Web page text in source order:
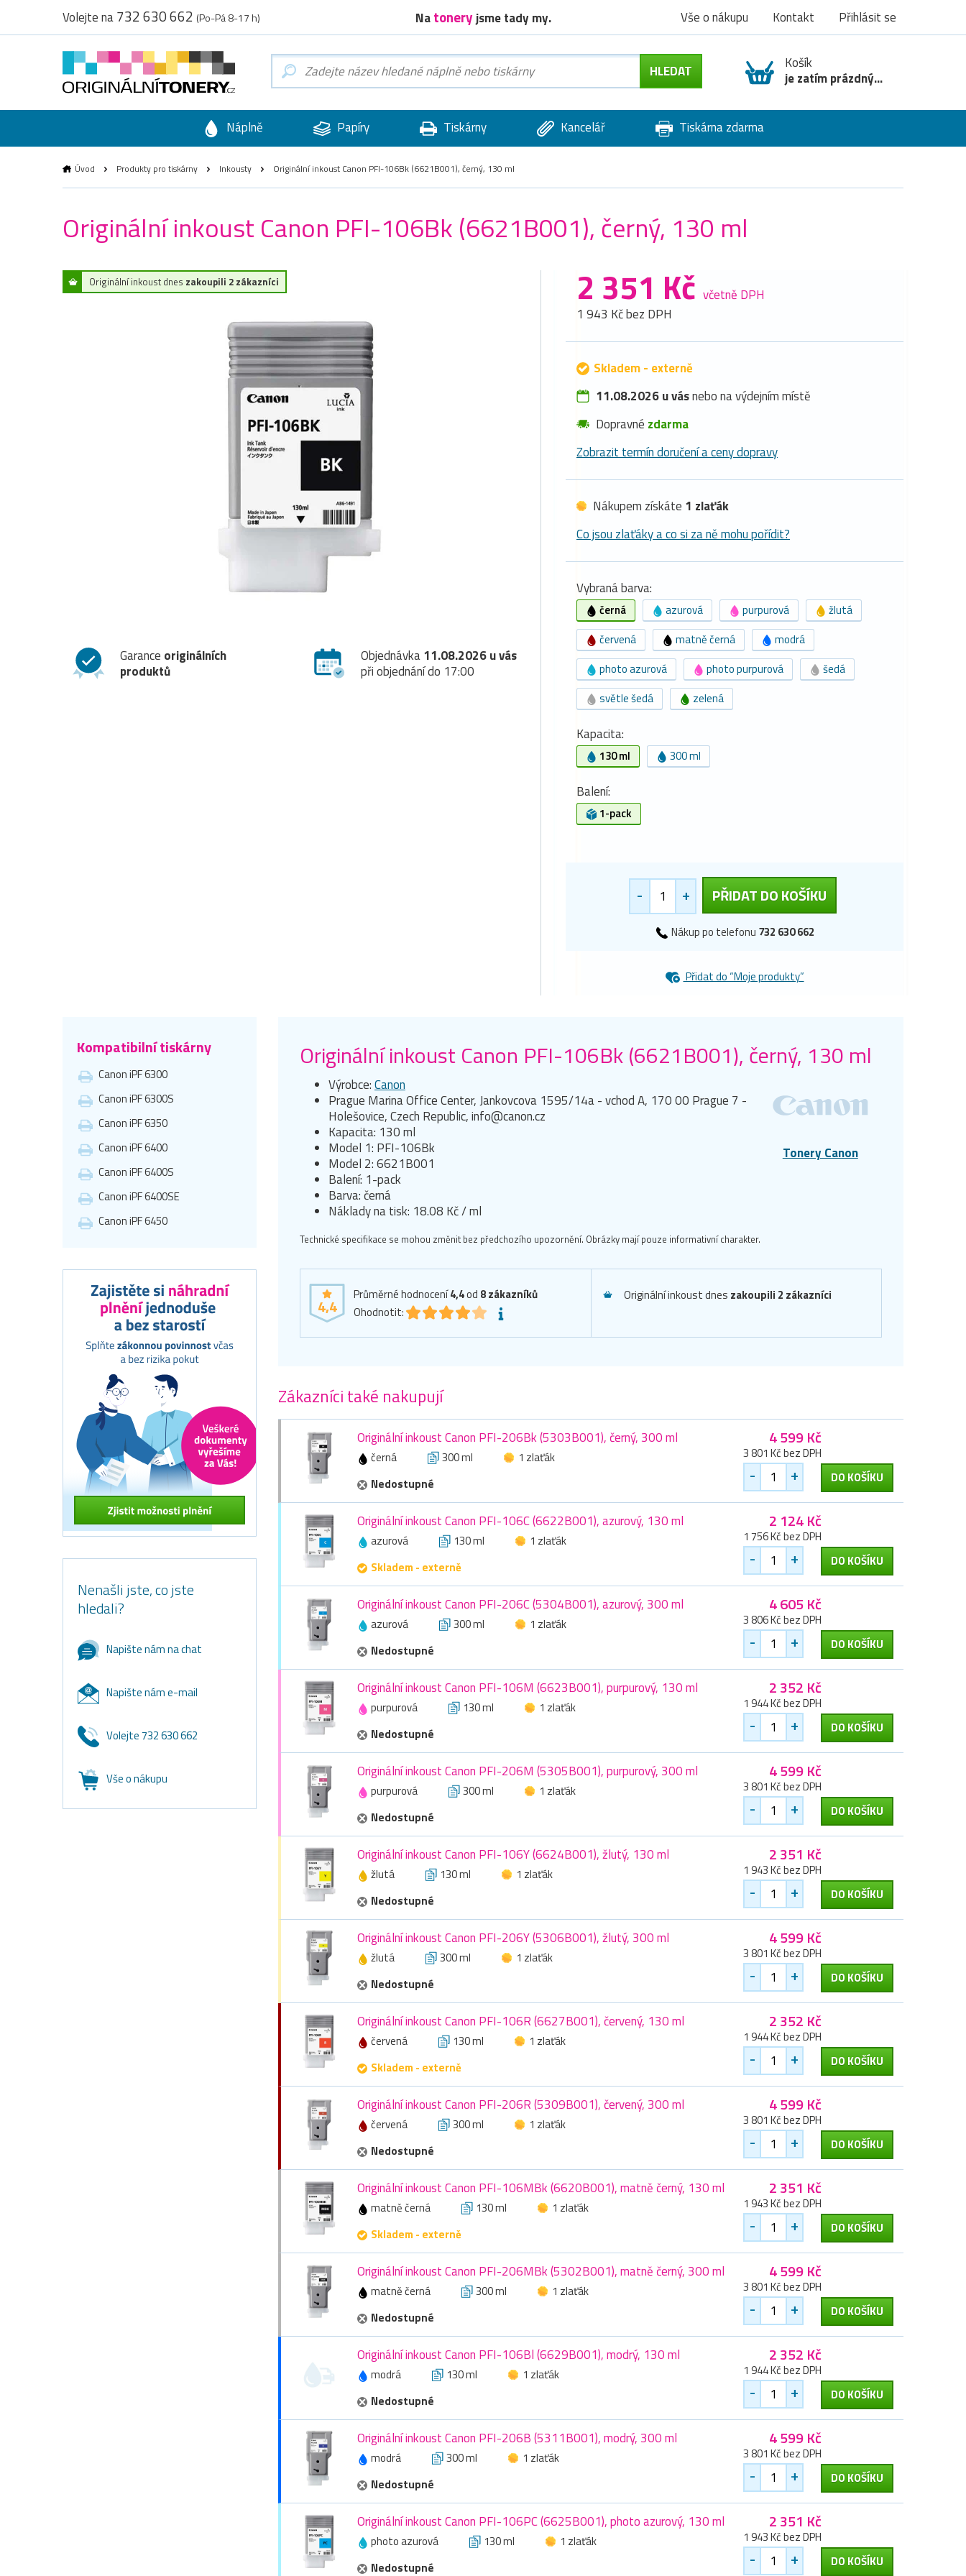
Volejte na732 630 662 (Po-Pá 8-17 h) Natoneryjsme tady my. Vše o nákupu Kontakt Přihlásit se
Košík
je zatím prázdný...
Náplně Papíry Tiskárny Kancelář Tiskárna zdarma
Úvod Produkty pro tiskárny Inkousty Originální inkoust Canon PFI-106Bk (6621B001), černý, 130 ml
Originální inkoust Canon PFI-106Bk (6621B001), černý, 130 ml
Originální inkoust dnes zakoupili 2 zákazníci
Garance originálních
produktů
Objednávka11.08.2026 u vás
při objednání do 17:00
2 351 Kč včetně DPH
1 943 Kč bez DPH
Skladem - externě
11.08.2026 u vásnebo na výdejním místě
Dopravné zdarma
Zobrazit termín doručení a ceny dopravy
Nákupem získáte 1 zlaťák
Co jsou zlaťáky a co si za ně mohu pořídit?
Vybraná barva:
černá azurová purpurová
žlutá
červená
matně černá
modrá
photo azurová
photo purpurová
šedá
světle šedá
zelená
Kapacita:
130 ml 300 ml
Balení:
1-pack
- + PŘIDAT DO KOŠÍKU
Nákup po telefonu 732 630 662
Přidat do “Moje produkty”
Kompatibilní tiskárny
Canon iPF 6300
Canon iPF 6300S
Canon iPF 6350
Canon iPF 6400
Canon iPF 6400S
Canon iPF 6400SE
Canon iPF 6450
Nenašli jste, co jste
hledali?
Napište nám na chat
Napište nám e-mail
Volejte 732 630 662
Vše o nákupu
Originální inkoust Canon PFI-106Bk (6621B001), černý, 130 ml
Tonery Canon
Výrobce:Canon
Prague Marina Office Center, Jankovcova 1595/14a - vchod A, 170 00 Prague 7 -
Holešovice, Czech Republic, info@canon.cz
Kapacita: 130 ml
Model 1: PFI-106Bk
Model 2: 6621B001
Balení: 1-pack
Barva: černá
Náklady na tisk: 18.08 Kč / ml
Technické specifikace se mohou změnit bez předchozího upozornění. Obrázky mají pouze informativní charakter.
4,4
Průměrné hodnocení4,4od 8zákazníků
Ohodnotit:
Originální inkoust dnes zakoupili 2 zákazníci
Zákazníci také nakupují
Originální inkoust Canon PFI-206Bk (5303B001), černý, 300 ml
černá 300 ml
1 zlaťák
Nedostupné
4 599 Kč
3 801 Kč bez DPH
- + DO KOŠÍKU
Originální inkoust Canon PFI-106C (6622B001), azurový, 130 ml
azurová 130 ml
1 zlaťák
Skladem - externě
2 124 Kč
1 756 Kč bez DPH
- + DO KOŠÍKU
Originální inkoust Canon PFI-206C (5304B001), azurový, 300 ml
azurová 300 ml
1 zlaťák
Nedostupné
4 605 Kč
3 806 Kč bez DPH
- + DO KOŠÍKU
Originální inkoust Canon PFI-106M (6623B001), purpurový, 130 ml
purpurová 130 ml
1 zlaťák
Nedostupné
2 352 Kč
1 944 Kč bez DPH
- + DO KOŠÍKU
Originální inkoust Canon PFI-206M (5305B001), purpurový, 300 ml
purpurová 300 ml
1 zlaťák
Nedostupné
4 599 Kč
3 801 Kč bez DPH
- + DO KOŠÍKU
Originální inkoust Canon PFI-106Y (6624B001), žlutý, 130 ml
žlutá 130 ml
1 zlaťák
Nedostupné
2 351 Kč
1 943 Kč bez DPH
- + DO KOŠÍKU
Originální inkoust Canon PFI-206Y (5306B001), žlutý, 300 ml
žlutá 300 ml
1 zlaťák
Nedostupné
4 599 Kč
3 801 Kč bez DPH
- + DO KOŠÍKU
Originální inkoust Canon PFI-106R (6627B001), červený, 130 ml
červená 130 ml
1 zlaťák
Skladem - externě
2 352 Kč
1 944 Kč bez DPH
- + DO KOŠÍKU
Originální inkoust Canon PFI-206R (5309B001), červený, 300 ml
červená 300 ml
1 zlaťák
Nedostupné
4 599 Kč
3 801 Kč bez DPH
- + DO KOŠÍKU
Originální inkoust Canon PFI-106MBk (6620B001), matně černý, 130 ml
matně černá 130 ml
1 zlaťák
Skladem - externě
2 351 Kč
1 943 Kč bez DPH
- + DO KOŠÍKU
Originální inkoust Canon PFI-206MBk (5302B001), matně černý, 300 ml
matně černá 300 ml
1 zlaťák
Nedostupné
4 599 Kč
3 801 Kč bez DPH
- + DO KOŠÍKU
Originální inkoust Canon PFI-106Bl (6629B001), modrý, 130 ml
modrá 130 ml
1 zlaťák
Nedostupné
2 352 Kč
1 944 Kč bez DPH
- + DO KOŠÍKU
Originální inkoust Canon PFI-206B (5311B001), modrý, 300 ml
modrá 300 ml
1 zlaťák
Nedostupné
4 599 Kč
3 801 Kč bez DPH
- + DO KOŠÍKU
Originální inkoust Canon PFI-106PC (6625B001), photo azurový, 130 ml
photo azurová 130 ml
1 zlaťák
Nedostupné
2 351 Kč
1 943 Kč bez DPH
- + DO KOŠÍKU